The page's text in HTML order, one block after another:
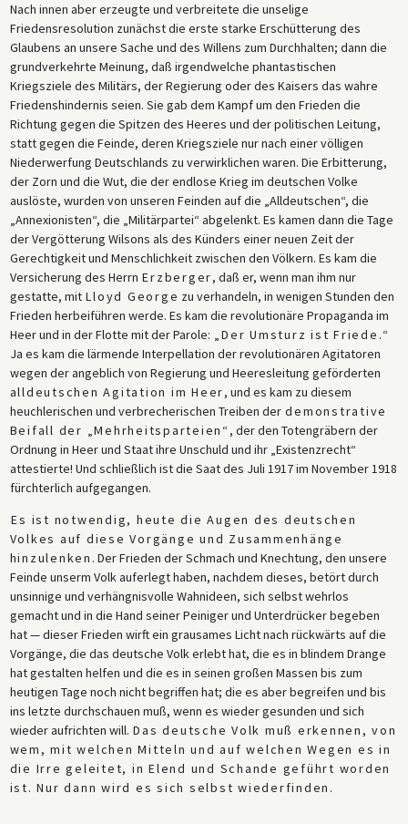
Nach innen aber erzeugte und verbreitete die unselige
Friedensresolution zunächst die erste starke Erschütterung des
Glaubens an unsere Sache und des Willens zum Durchhalten; dann die
grundverkehrte Meinung, daß irgendwelche phantastischen
Kriegsziele des Militärs, der Regierung oder des Kaisers das wahre
Friedenshindernis seien. Sie gab dem Kampf um den Frieden die
Richtung gegen die Spitzen des Heeres und der politischen Leitung,
statt gegen die Feinde, deren Kriegsziele nur nach einer völligen
Niederwerfung Deutschlands zu verwirklichen waren. Die Erbitterung,
der Zorn und die Wut, die der endlose Krieg im deutschen Volke
auslöste, wurden von unseren Feinden auf die „Alldeutschen“, die
„Annexionisten“, die „Militärpartei“ abgelenkt. Es kamen dann die Tage
der Vergötterung Wilsons als des Künders einer neuen Zeit der
Gerechtigkeit und Menschlichkeit zwischen den Völkern. Es kam die
Versicherung des Herrn Erzberger, daß er, wenn man ihm nur
gestatte, mit Lloyd George zu verhandeln, in wenigen Stunden den
Frieden herbeiführen werde. Es kam die revolutionäre Propaganda im
Heer und in der Flotte mit der Parole: „Der Umsturz ist Friede.“
Ja es kam die lärmende Interpellation der revolutionären Agitatoren
wegen der angeblich von Regierung und Heeresleitung geförderten
alldeutschen Agitation im Heer, und es kam zu diesem
heuchlerischen und verbrecherischen Treiben der demonstrative
Beifall der „Mehrheitsparteien“ , der den Totengräbern der
Ordnung in Heer und Staat ihre Unschuld und ihr „Existenzrecht“
attestierte! Und schließlich ist die Saat des Juli 1917 im November 1918
fürchterlich aufgegangen.
Es ist notwendig, heute die Augen des deutschen
Volkes auf diese Vorgänge und Zusammenhänge
hinzulenken . Der Frieden der Schmach und Knechtung, den unsere
Feinde unserm Volk auferlegt haben, nachdem dieses, betört durch
unsinnige und verhängnisvolle Wahnideen, sich selbst wehrlos
gemacht und in die Hand seiner Peiniger und Unterdrücker begeben
hat — dieser Frieden wirft ein grausames Licht nach rückwärts auf die
Vorgänge, die das deutsche Volk erlebt hat, die es in blindem Drange
hat gestalten helfen und die es in seinen großen Massen bis zum
heutigen Tage noch nicht begriffen hat; die es aber begreifen und bis
ins letzte durchschauen muß, wenn es wieder gesunden und sich
wieder aufrichten will. Das deutsche Volk muß erkennen, von
wem, mit welchen Mitteln und auf welchen Wegen es in
die Irre geleitet, in Elend und Schande geführt worden
ist. Nur dann wird es sich selbst wiederfinden .